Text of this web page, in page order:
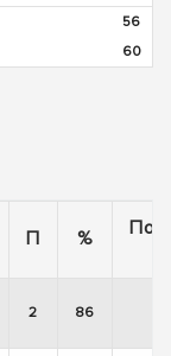
56
60
П %
2 86